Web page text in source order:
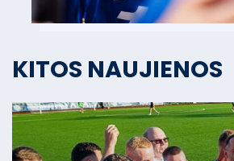
KITOS NAUJIENOS